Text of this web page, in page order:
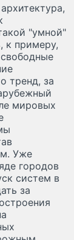
"умной"
к примеру,
тренд, за
мировых
Уже
городов
систем в
за